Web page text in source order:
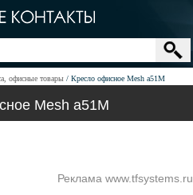
офисные товары Кресло офисное Mesh a51M
Mesh a51M
Реклама www.tfsystems.ru